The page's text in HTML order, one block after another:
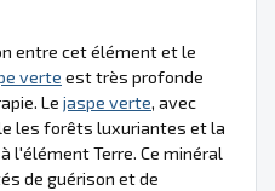
entre cet élément et le
verte est très profonde
Le jaspe verte, avec
les forêts luxuriantes et la
l'élément Terre. Ce minéral
de guérison et de